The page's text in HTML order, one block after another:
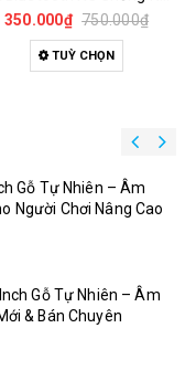
350.000₫ 750.000₫
TUỲ CHỌN
Gỗ Tự Nhiên – Âm
Người Chơi Nâng Cao
Gỗ Tự Nhiên – Âm
& Bán Chuyên